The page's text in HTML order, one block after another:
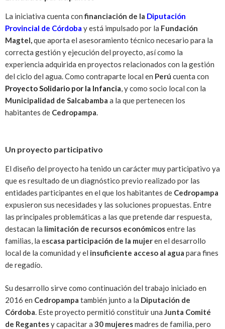
La iniciativa cuenta confinanciación de la Diputación
Provincial de Córdoba y está impulsado por la Fundación
Magtel, que aporta el asesoramiento técnico necesario para la
correcta gestión y ejecución del proyecto, así como la
experiencia adquirida en proyectos relacionados con la gestión
del ciclo del agua. Como contraparte local en Perú cuenta con
Proyecto Solidario por la Infancia , y como socio local con la
Municipalidad de Salcabamba a la que pertenecen los
habitantes de Cedropampa
Un proyecto participativo
El diseño del proyecto ha tenido un carácter muy participativo ya
que es resultado de un diagnóstico previo realizado por las
entidades participantes en el que los habitantes de Cedropampa
expusieron sus necesidades y las soluciones propuestas. Entre
las principales problemáticas a las que pretende dar respuesta,
destacan la limitación de recursos económicosentre las
familias, la escasa participación de la mujeren el desarrollo
local de la comunidad y el insuficiente acceso al agua para fines
de regadío.
Su desarrollo sirve como continuación del trabajo iniciado en
2016 en Cedropampa también junto a la Diputación de
Córdoba. Este proyecto permitió constituir una Junta Comité
de Regantesy capacitar a 30 mujeresmadres de familia, pero